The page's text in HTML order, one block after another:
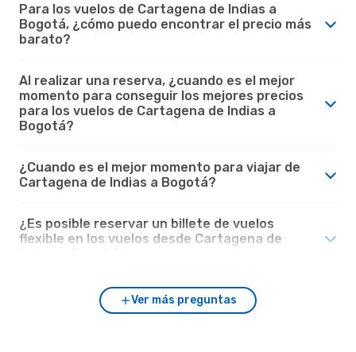
Para los vuelos de Cartagena de Indias a
Bogotá, ¿cómo puedo encontrar el precio más
barato?
Al realizar una reserva, ¿cuando es el mejor
momento para conseguir los mejores precios
para los vuelos de Cartagena de Indias a
Bogotá?
¿Cuando es el mejor momento para viajar de
Cartagena de Indias a Bogotá?
¿Es posible reservar un billete de vuelos
flexible en los vuelos desde Cartagena de
Ver más preguntas